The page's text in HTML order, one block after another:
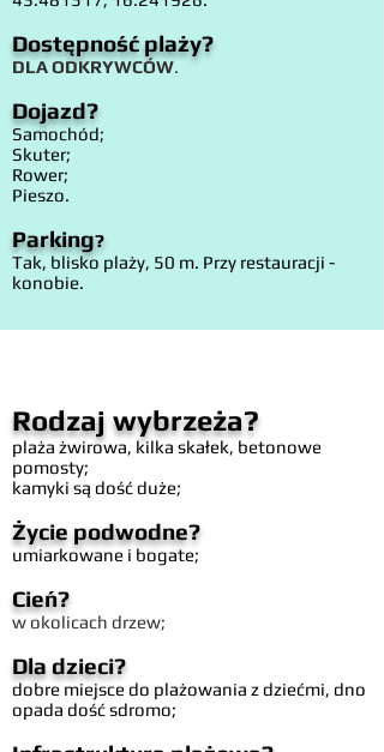
Dostępność plaży?
DLA ODKRYWCÓW.
Dojazd?
Samochód;
Skuter;
Rower;
Pieszo.
Parking?
Tak, blisko plaży, 50 m. Przy restauracji -
konobie.
Rodzaj wybrzeża?
plaża żwirowa, kilka skałek, betonowe
pomosty;
kamyki są dość duże;
Życie podwodne?
umiarkowane i bogate;
Cień?
w okolicach drzew;
Dla dzieci?
dobre miejsce do plażowania z dziećmi, dno
opada dość sdromo;